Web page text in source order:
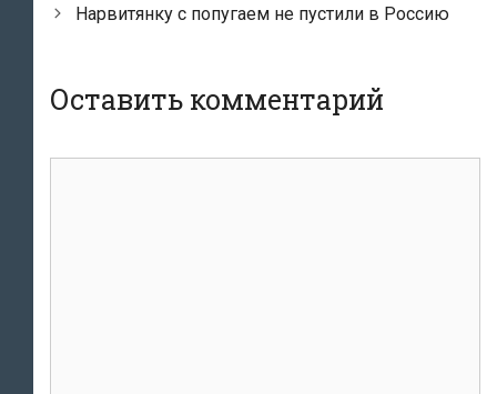
записям
Нарвитянку с попугаем не пустили в Россию
Оставить комментарий